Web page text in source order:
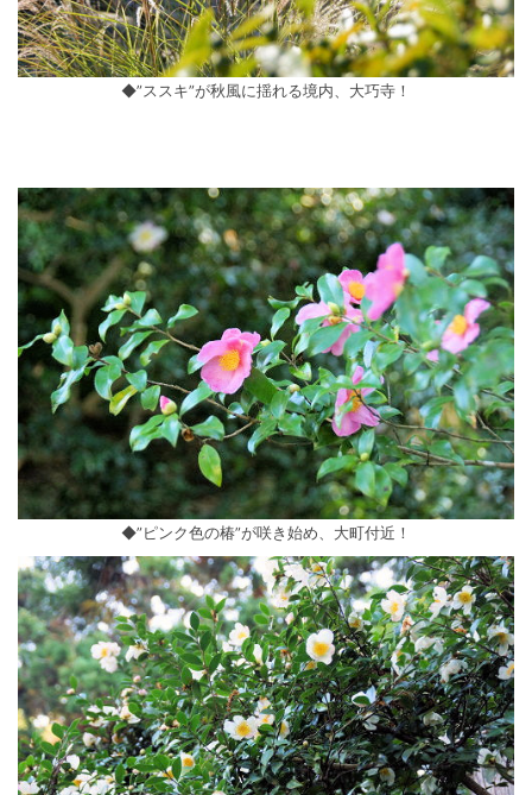
◆”ススキ”が秋風に揺れる境内、大巧寺！
◆”ピンク色の椿”が咲き始め、大町付近！